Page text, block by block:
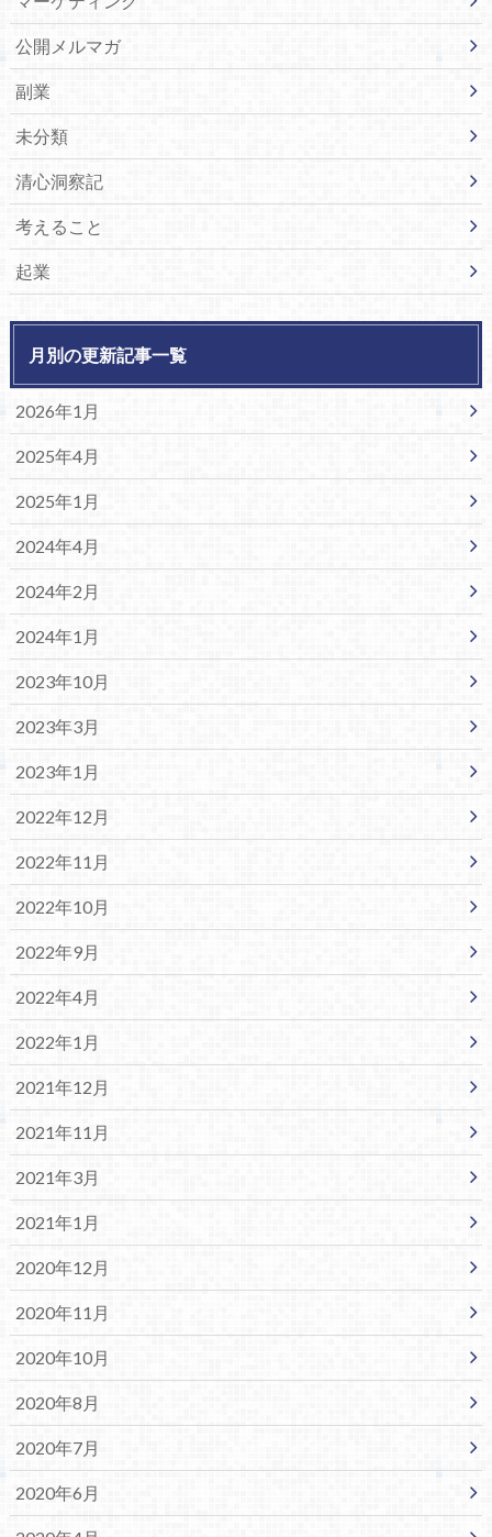
公開メルマガ
副業
未分類
清心洞察記
考えること
起業
月別の更新記事一覧
2026年1月
2025年4月
2025年1月
2024年4月
2024年2月
2024年1月
2023年10月
2023年3月
2023年1月
2022年12月
2022年11月
2022年10月
2022年9月
2022年4月
2022年1月
2021年12月
2021年11月
2021年3月
2021年1月
2020年12月
2020年11月
2020年10月
2020年8月
2020年7月
2020年6月